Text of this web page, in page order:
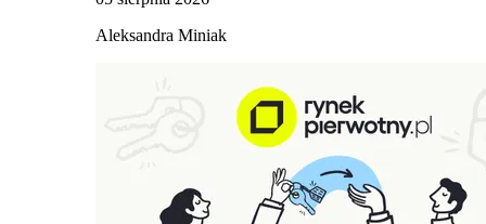
Aleksandra Miniak